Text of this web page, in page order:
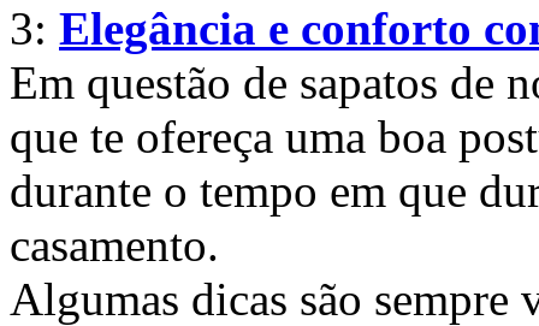
3: Elegância e conforto
Em questão de sapatos de
que te ofereça uma boa
durante o tempo em que
casamento.
Algumas dicas são sempre